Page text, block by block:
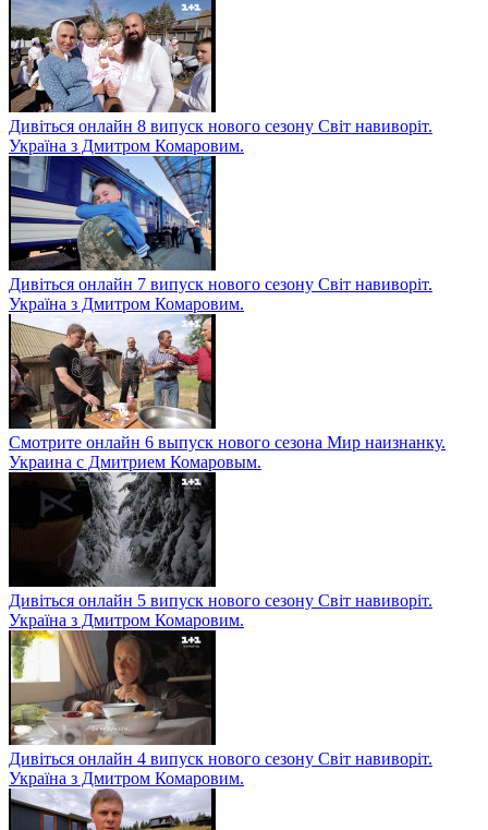
Дивіться онлайн 8 випуск нового сезону Світ навиворіт.
Україна з Дмитром Комаровим.
Дивіться онлайн 7 випуск нового сезону Світ навиворіт.
Україна з Дмитром Комаровим.
Смотрите онлайн 6 выпуск нового сезона Мир наизнанку.
Украина с Дмитрием Комаровым.
Дивіться онлайн 5 випуск нового сезону Світ навиворіт.
Україна з Дмитром Комаровим.
Дивіться онлайн 4 випуск нового сезону Світ навиворіт.
Україна з Дмитром Комаровим.